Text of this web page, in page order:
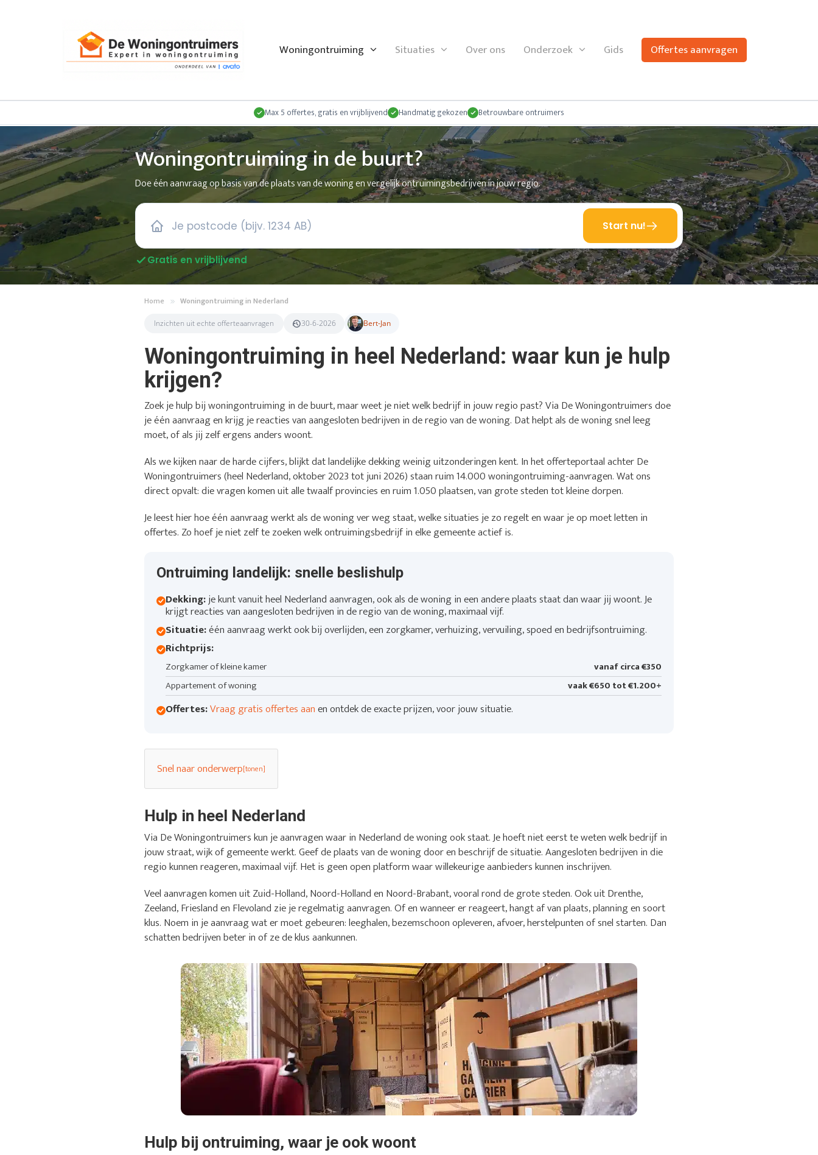
Woningontruiming Situaties Over ons Onderzoek Gids Offertes aanvragen
Max 5 offertes, gratis en vrijblijvend Handmatig gekozen Betrouwbare ontruimers
Woningontruiming in de buurt?
Doe één aanvraag op basis van de plaats van de woning en vergelijk ontruimingsbedrijven in jouw regio.
Start nu!
Gratis en vrijblijvend
Home Woningontruiming in Nederland
Inzichten uit echte offerteaanvragen 30-6-2026 Bert-Jan
Woningontruiming in heel Nederland: waar kun je hulp
krijgen?
Zoek je hulp bij woningontruiming in de buurt, maar weet je niet welk bedrijf in jouw regio past? Via De Woningontruimers doe
je één aanvraag en krijg je reacties van aangesloten bedrijven in de regio van de woning. Dat helpt als de woning snel leeg
moet, of als jij zelf ergens anders woont.
Als we kijken naar de harde cijfers, blijkt dat landelijke dekking weinig uitzonderingen kent. In het offerteportaal achter De
Woningontruimers (heel Nederland, oktober 2023 tot juni 2026) staan ruim 14.000 woningontruiming-aanvragen. Wat ons
direct opvalt: die vragen komen uit alle twaalf provincies en ruim 1.050 plaatsen, van grote steden tot kleine dorpen.
Je leest hier hoe één aanvraag werkt als de woning ver weg staat, welke situaties je zo regelt en waar je op moet letten in
offertes. Zo hoef je niet zelf te zoeken welk ontruimingsbedrijf in elke gemeente actief is.
Ontruiming landelijk: snelle beslishulp
Dekking:je kunt vanuit heel Nederland aanvragen, ook als de woning in een andere plaats staat dan waar jij woont. Je
krijgt reacties van aangesloten bedrijven in de regio van de woning, maximaal vijf.
Situatie:één aanvraag werkt ook bij overlijden, een zorgkamer, verhuizing, vervuiling, spoed en bedrijfsontruiming.
Richtprijs:
Zorgkamer of kleine kamer
vanaf circa €350
Appartement of woning
vaak €650 tot €1.200+
Offertes:Vraag gratis offertes aanen ontdek de exacte prijzen, voor jouw situatie.
Snel naar onderwerp
Hulp in heel Nederland
Via De Woningontruimers kun je aanvragen waar in Nederland de woning ook staat. Je hoeft niet eerst te weten welk bedrijf in
jouw straat, wijk of gemeente werkt. Geef de plaats van de woning door en beschrijf de situatie. Aangesloten bedrijven in die
regio kunnen reageren, maximaal vijf. Het is geen open platform waar willekeurige aanbieders kunnen inschrijven.
Veel aanvragen komen uit Zuid-Holland, Noord-Holland en Noord-Brabant, vooral rond de grote steden. Ook uit Drenthe,
Zeeland, Friesland en Flevoland zie je regelmatig aanvragen. Of en wanneer er reageert, hangt af van plaats, planning en soort
klus. Noem in je aanvraag wat er moet gebeuren: leeghalen, bezemschoon opleveren, afvoer, herstelpunten of snel starten. Dan
schatten bedrijven beter in of ze de klus aankunnen.
Hulp bij ontruiming, waar je ook woont